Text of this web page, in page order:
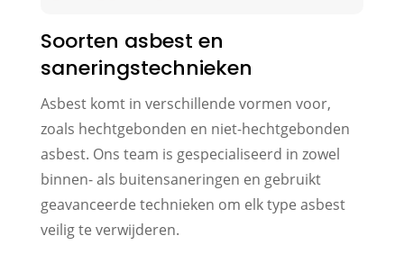
Soorten asbest en
saneringstechnieken
Asbest komt in verschillende vormen voor,
zoals hechtgebonden en niet-hechtgebonden
asbest. Ons team is gespecialiseerd in zowel
binnen- als buitensaneringen en gebruikt
geavanceerde technieken om elk type asbest
veilig te verwijderen.